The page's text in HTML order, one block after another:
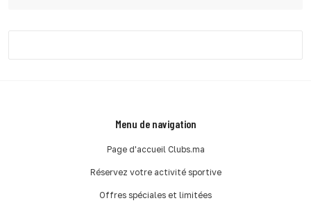
Menu de navigation
Page d'accueil Clubs.ma
Réservez votre activité sportive
Offres spéciales et limitées